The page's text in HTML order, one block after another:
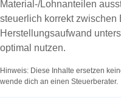
Material-/Lohnanteilen
steuerlich korrekt zwischen
Herstellungsaufwand
optimal nutzen.
Hinweis: Diese Inhalte ersetzen
wende dich an einen Steuerberater.